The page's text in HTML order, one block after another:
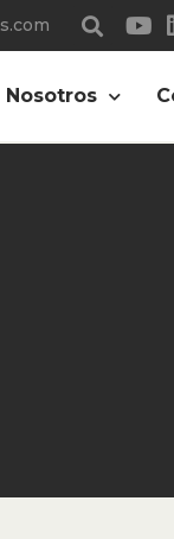
Nosotros